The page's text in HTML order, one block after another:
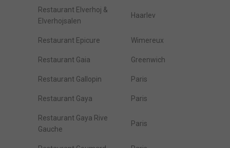
Restaurant Elverhoj &
Elverhojsalen
Haarlev
Restaurant Epicure Wimereux
Restaurant Gaia Greenwich
Restaurant Gallopin Paris
Restaurant Gaya Paris
Restaurant Gaya Rive
Gauche
Paris